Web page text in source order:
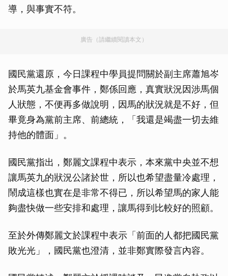
導，與事實不符。
廣告（請繼續閱讀本文）
國民黨還原，今日課程中學員提問關於副主席蕭旭岑
於馬英九基金會事件，鄭係回應，真實狀況因涉馬個
人狀態，不便再多做說明，因馬的狀況就是不好，但
畢竟身為黨前主席、前總統，「我還是竭盡一切去維
持他的體面」。
國民黨指出，鄭麗文課程中表示，本來黨中央並不想
讓馬英九的狀況公諸於世，所以也希望盡量冷處理，
鬧成這樣也實在是非常不得已，所以希望馬的家人能
夠盡快做一些安排和處理，讓馬得到比較好的照顧。
至於外傳鄭麗文於課程中表示「前面的人都把國民黨
敗光光」，國民黨也澄清，並非鄭實際發言內容。